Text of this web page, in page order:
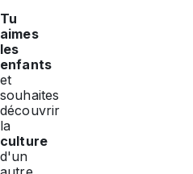
Tu
aimes
les
enfants
et
souhaites
découvrir
la
culture
d'un